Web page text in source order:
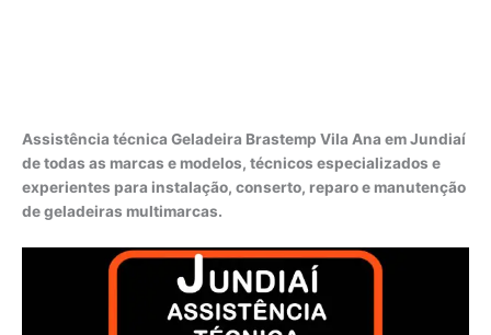
Assistência técnica Geladeira Brastemp Vila Ana em Jundiaí
de todas as marcas e modelos, técnicos especializados e
experientes para instalação, conserto, reparo e manutenção
de geladeiras multimarcas.